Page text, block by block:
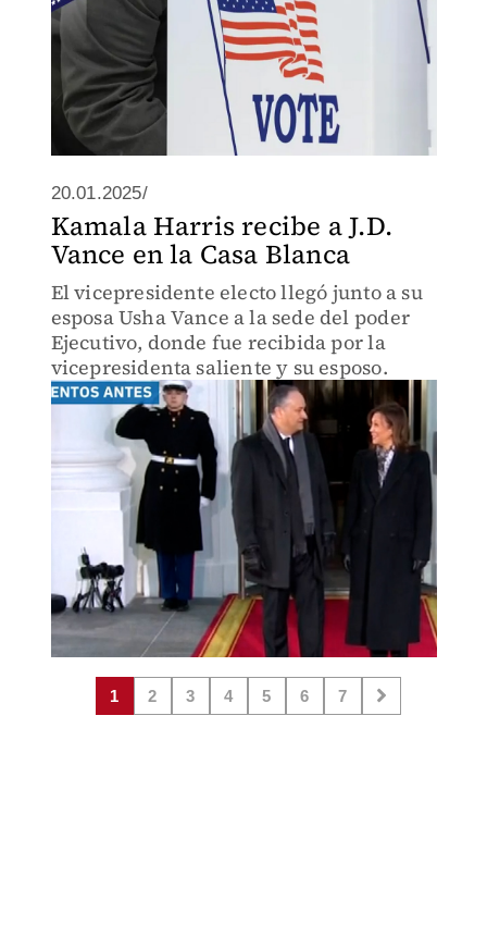
20.01.2025/
Kamala Harris recibe a J.D.
Vance en la Casa Blanca
El vicepresidente electo llegó junto a su
esposa Usha Vance a la sede del poder
Ejecutivo, donde fue recibida por la
vicepresidenta saliente y su esposo.
1 2 3 4 5 6 7